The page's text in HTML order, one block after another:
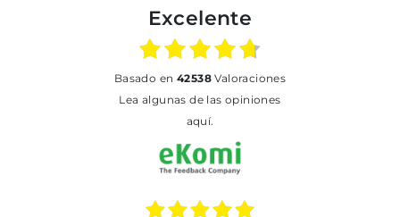
Excelente
basado en 42538Valoraciones
Lea algunas de las opiniones
aquí.